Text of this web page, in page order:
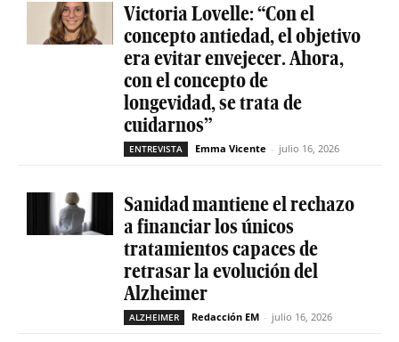
Victoria Lovelle: “Con el
concepto antiedad, el objetivo
era evitar envejecer. Ahora,
con el concepto de
longevidad, se trata de
cuidarnos”
ENTREVISTA Emma Vicente - julio 16, 2026
Sanidad mantiene el rechazo
a financiar los únicos
tratamientos capaces de
retrasar la evolución del
Alzheimer
ALZHEIMER Redacción EM - julio 16, 2026